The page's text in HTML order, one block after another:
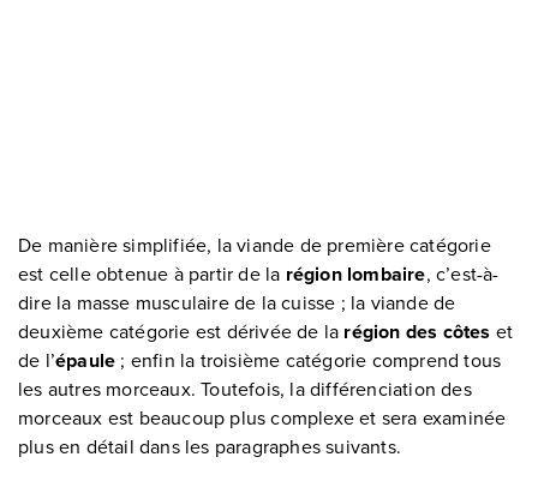
De manière simplifiée, la viande de première catégorie
est celle obtenue à partir de la région lombaire, c’est-à-
dire la masse musculaire de la cuisse ; la viande de
deuxième catégorie est dérivée de la région des côtes et
de l’épaule ; enfin la troisième catégorie comprend tous
les autres morceaux. Toutefois, la différenciation des
morceaux est beaucoup plus complexe et sera examinée
plus en détail dans les paragraphes suivants.